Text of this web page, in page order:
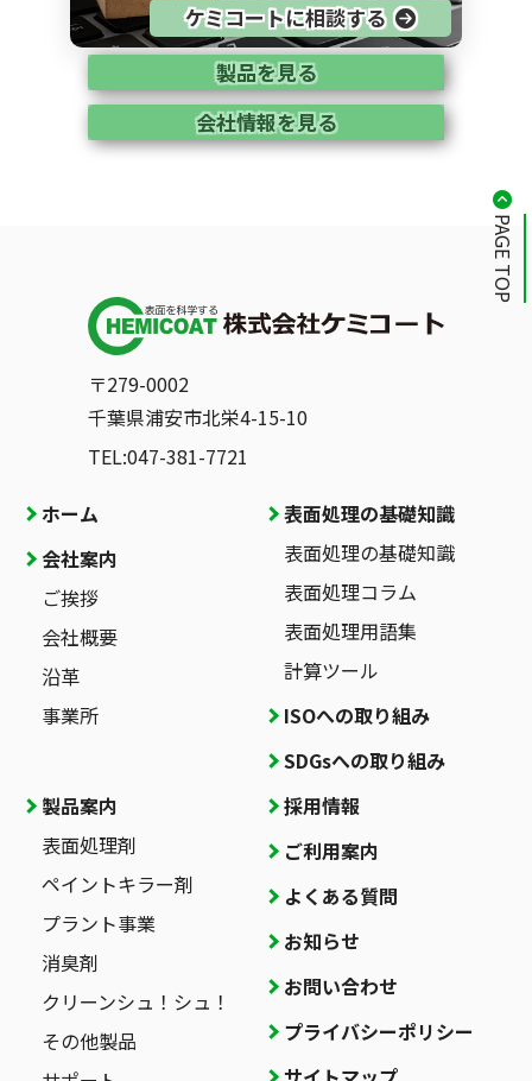
ケミコートに相談する
製品を見る
会社情報を見る
〒279-0002
千葉県浦安市北栄4-15-10
TEL:047-381-7721
ホーム
会社案内
ご挨拶
会社概要
沿革
事業所
製品案内
表面処理剤
ペイントキラー剤
プラント事業
消臭剤
クリーンシュ！シュ！
その他製品
表面処理の基礎知識
表面処理の基礎知識
表面処理コラム
表面処理用語集
計算ツール
ISOへの取り組み
SDGsへの取り組み
採用情報
ご利用案内
よくある質問
お知らせ
お問い合わせ
プライバシーポリシー
PAGE TOP